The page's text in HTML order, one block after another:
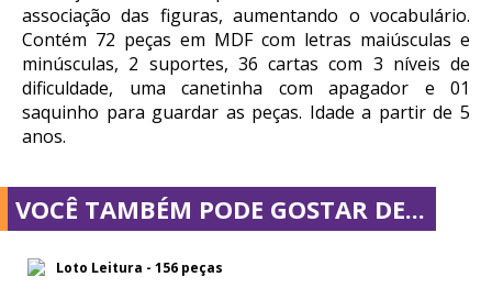
associação das figuras, aumentando o vocabulário.
Contém 72 peças em MDF com letras maiúsculas e
minúsculas, 2 suportes, 36 cartas com 3 níveis de
dificuldade, uma canetinha com apagador e 01
saquinho para guardar as peças. Idade a partir de 5
anos.
VOCÊ TAMBÉM PODE GOSTAR DE...
Loto Leitura - 156 peças